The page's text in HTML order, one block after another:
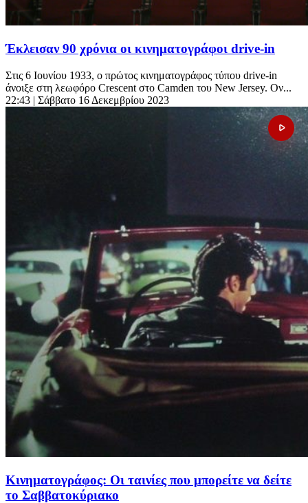
Έκλεισαν 90 χρόνια οι κινηματογράφοι drive-in
Στις 6 Ιουνίου 1933, ο πρώτος κινηματογράφος τύπου drive-in
άνοιξε στη λεωφόρο Crescent στο Camden του New Jersey. Ον...
22:43 | Σάββατο 16 Δεκεμβρίου 2023
Κινηματογράφος: Οι ταινίες που μπορείτε να δείτε
το Σαββατοκύριακο